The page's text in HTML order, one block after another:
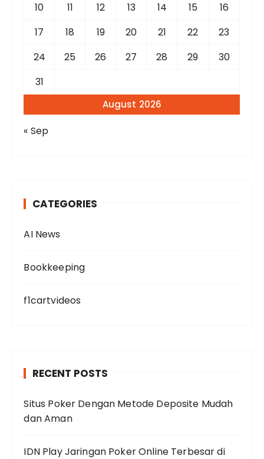
August 2026
10
11 12 13 14 15
16
17
18 19 20 21 22
23
24
25 26 27 28 29
30
31
« Sep
CATEGORIES
AI News
Bookkeeping
f1cartvideos
RECENT POSTS
Situs Poker Dengan Metode Deposite Mudah
dan Aman
IDN Play Jaringan Poker Online Terbesar di